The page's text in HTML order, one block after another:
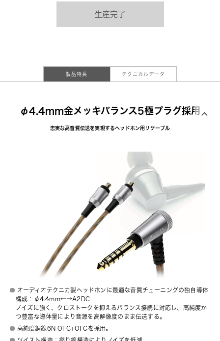
生産完了
製品特長 テクニカルデータ
φ4.4mm金メッキバランス5極プラグ採用
忠実な高音質伝送を実現するヘッドホン用リケーブル
オーディオテクニカ製ヘッドホンに最適な音質チューニングの独自導体
構成：φ4.4mm←→A2DC
ノイズに強く、クロストークを抑えるバランス接続に対応し、高純度か
つ豊富な導体量により音源を高解像度のまま伝送する。
高純度銅線6N-OFC+OFCを採用。